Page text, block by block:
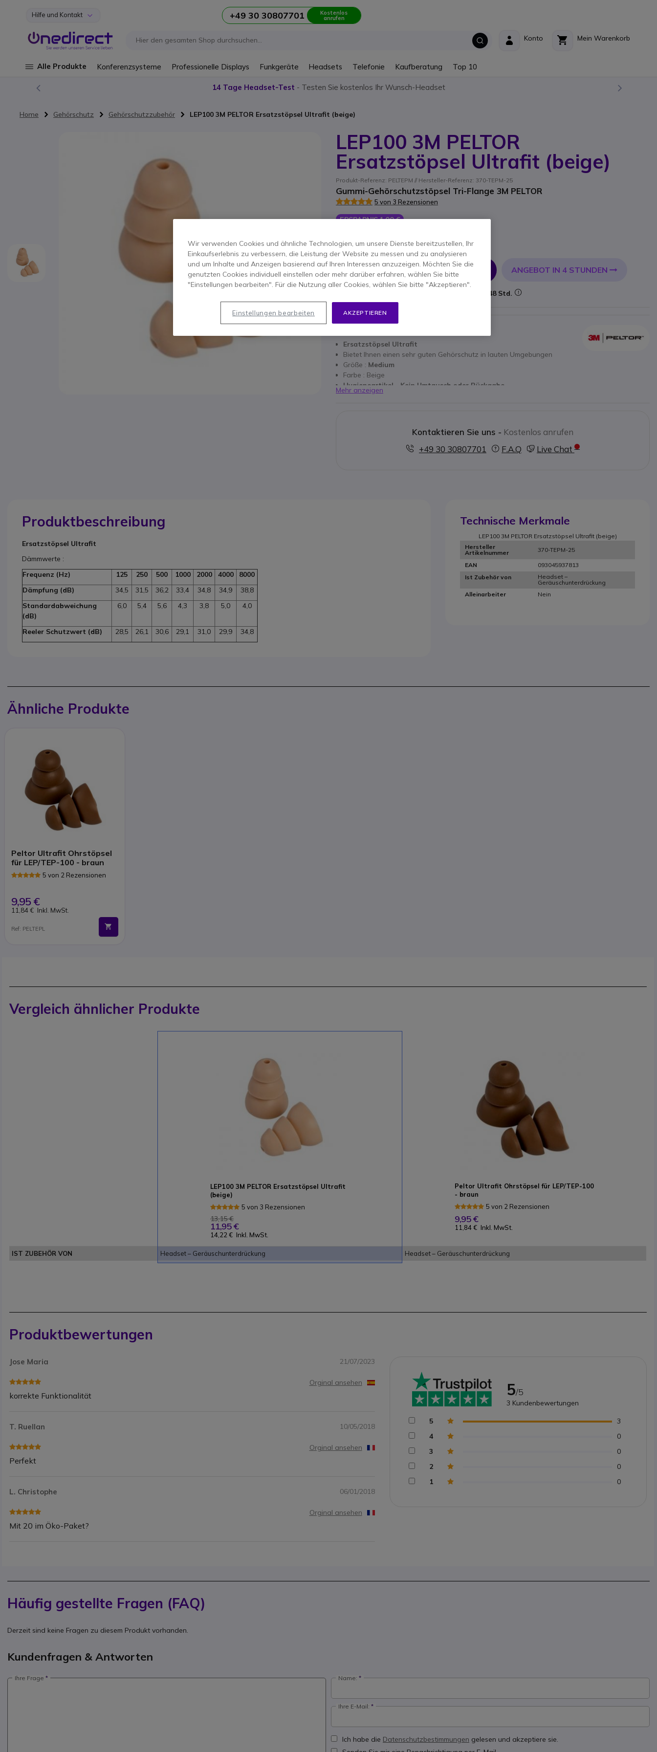
Zum Inhalt springen
Hilfe und Kontakt +49 30 30807701 Kostenlos
anrufen
Mein Warenkorb
Konto
Alle Produkte Konferenzsysteme Professionelle Displays Funkgeräte Headsets Telefonie Kaufberatung Top 10
14 Tage Headset-Test - Testen Sie kostenlos Ihr Wunsch-Headset
Home Gehörschutz Gehörschutzzubehör LEP100 3M PELTOR Ersatzstöpsel Ultrafit (beige)
LEP100 3M PELTOR
Ersatzstöpsel Ultrafit (beige)
Produkt-Referenz: PELTEPM // Hersteller-Referenz: 370-TEPM-25
Gummi-Gehörschutzstöpsel Tri-Flange 3M PELTOR
5 von 3 Rezensionen
ERSPARNIS 1,00 €
11,95 €- 14,22 € Inkl. MwSt.
Anzahl
IN DEN WARENKORB ANGEBOT IN 4 STUNDEN
24/48 Std.
Ersatzstöpsel Ultrafit
Bietet Ihnen einen sehr guten Gehörschutz in lauten Umgebungen
Größe : Medium
Farbe : Beige
Hygieneartikel - Kein Umtausch oder Rückgabe
Mehr anzeigen
Kontaktieren Sie uns - Kostenlos anrufen
+49 30 30807701
F.A.Q Live Chat
Produktbeschreibung
Ersatzstöpsel Ultrafit
Dämmwerte :
Frequenz (Hz)
125 250 500 1000 2000 4000
8000
Dämpfung (dB)
34,5 31,5 36,2 33,4 34,8 34,9
38,8
Standardabweichung
(dB)
6,0 5,4 5,6 4,3 3,8 5,0 4,0
Reeler Schutzwert (dB) 28,5 26,1 30,6 29,1 31,0 29,9 34,8
Technische Merkmale
LEP100 3M PELTOR Ersatzstöpsel Ultrafit (beige)
Hersteller
Artikelnummer
370-TEPM-25
EAN
093045937813
Ist Zubehör von
Headset –
Geräuschunterdrückung
Alleinarbeiter
Nein
Ähnliche Produkte
Peltor Ultrafit Ohrstöpsel
für LEP/TEP-100 - braun
5 von 2 Rezensionen
9,95 €
11,84 € Inkl. MwSt.
Ref: PELTEPL
Vergleich ähnlicher Produkte
LEP100 3M PELTOR Ersatzstöpsel Ultrafit
(beige)
5 von 3 Rezensionen
13,15 €
11,95 €
14,22 € Inkl. MwSt.
Peltor Ultrafit Ohrstöpsel für LEP/TEP-100
- braun
5 von 2 Rezensionen
9,95 €
11,84 € Inkl. MwSt.
IST ZUBEHÖR VON Headset – Geräuschunterdrückung Headset – Geräuschunterdrückung
Produktbewertungen
Jose Maria 21/07/2023
korrekte Funktionalität
Orginal ansehen
T. Ruellan 10/05/2018
Perfekt
Orginal ansehen
L. Christophe 06/01/2018
Mit 20 im Öko-Paket?
Orginal ansehen
5/5
3 Kundenbewertungen
5
3
4
0
3
0
2
0
1
0
Häufig gestellte Fragen (FAQ)
Derzeit sind keine Fragen zu diesem Produkt vorhanden.
Kundenfragen & Antworten
Ihre Frage Name:
Ihre E-Mail:
Ich habe die Datenschutzbestimmungen gelesen und akzeptiere sie.
Wir verwenden Cookies und ähnliche Technologien, um unsere Dienste bereitzustellen, Ihr
Einkaufserlebnis zu verbessern, die Leistung der Website zu messen und zu analysieren
und um Inhalte und Anzeigen basierend auf Ihren Interessen anzuzeigen. Möchten Sie die
genutzten Cookies individuell einstellen oder mehr darüber erfahren, wählen Sie bitte
"Einstellungen bearbeiten". Für die Nutzung aller Cookies, wählen Sie bitte "Akzeptieren".
AKZEPTIEREN
Einstellungen bearbeiten